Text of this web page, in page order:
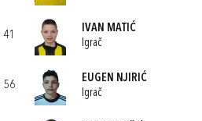
41
IVAN MATIĆ
Igrač
56
EUGEN NJIRIĆ
Igrač